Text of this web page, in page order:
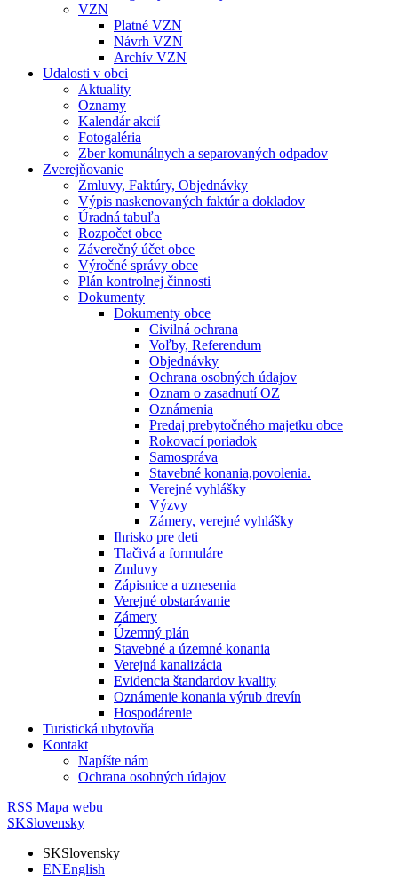
VZN
Platné VZN
Návrh VZN
Archív VZN
Udalosti v obci
Aktuality
Oznamy
Kalendár akcií
Fotogaléria
Zber komunálnych a separovaných odpadov
Zverejňovanie
Zmluvy, Faktúry, Objednávky
Výpis naskenovaných faktúr a dokladov
Úradná tabuľa
Rozpočet obce
Záverečný účet obce
Výročné správy obce
Plán kontrolnej činnosti
Dokumenty
Dokumenty obce
Civilná ochrana
Voľby, Referendum
Objednávky
Ochrana osobných údajov
Oznam o zasadnutí OZ
Oznámenia
Predaj prebytočného majetku obce
Rokovací poriadok
Samospráva
Stavebné konania,povolenia.
Verejné vyhlášky
Výzvy
Zámery, verejné vyhlášky
Ihrisko pre deti
Tlačivá a formuláre
Zmluvy
Zápisnice a uznesenia
Verejné obstarávanie
Zámery
Územný plán
Stavebné a územné konania
Verejná kanalizácia
Evidencia štandardov kvality
Oznámenie konania výrub drevín
Hospodárenie
Turistická ubytovňa
Kontakt
Napíšte nám
Ochrana osobných údajov
RSS Mapa webu
SKSlovensky
SKSlovensky
ENEnglish